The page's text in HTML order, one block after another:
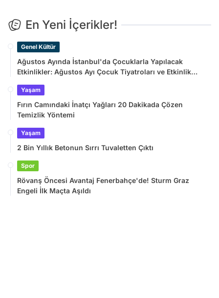
En Yeni İçerikler!
Genel Kültür
Ağustos Ayında İstanbul'da Çocuklarla Yapılacak
Etkinlikler: Ağustos Ayı Çocuk Tiyatroları ve Etkinlik
Yaşam
Fırın Camındaki İnatçı Yağları 20 Dakikada Çözen
Temizlik Yöntemi
Yaşam
2 Bin Yıllık Betonun Sırrı Tuvaletten Çıktı
Spor
Rövanş Öncesi Avantaj Fenerbahçe'de! Sturm Graz
Engeli İlk Maçta Aşıldı